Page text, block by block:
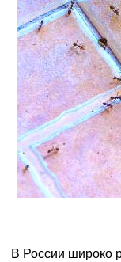
В России широко